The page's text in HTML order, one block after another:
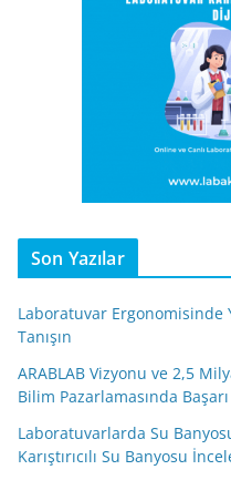
Son Yazılar
Laboratuvar Ergonomisinde
Tanışın
ARABLAB Vizyonu ve 2,5
Bilim Pazarlamasında
Laboratuvarlarda Su
Karıştırıcılı Su Banyosu